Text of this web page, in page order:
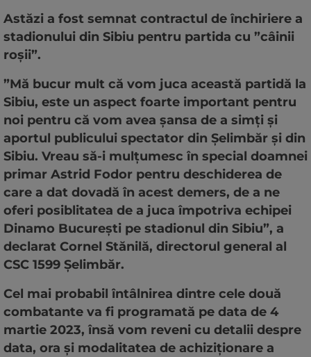
Astăzi a fost semnat contractul de închiriere a
stadionului din Sibiu pentru partida cu ”câinii
roșii”.
”Mă bucur mult că vom juca această partidă la
Sibiu, este un aspect foarte important pentru
noi pentru că vom avea șansa de a simți și
aportul publicului spectator din Șelimbăr și din
Sibiu. Vreau să-i mulțumesc în special doamnei
primar Astrid Fodor pentru deschiderea de
care a dat dovadă în acest demers, de a ne
oferi posiblitatea de a juca împotriva echipei
Dinamo București pe stadionul din Sibiu”, a
declarat Cornel Stănilă, directorul general al
CSC 1599 Șelimbăr.
Cel mai probabil întâlnirea dintre cele două
combatante va fi programată pe data de 4
martie 2023, însă vom reveni cu detalii despre
data, ora și modalitatea de achiziționare a